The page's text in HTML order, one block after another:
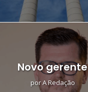
Novo gerente
porA Redação